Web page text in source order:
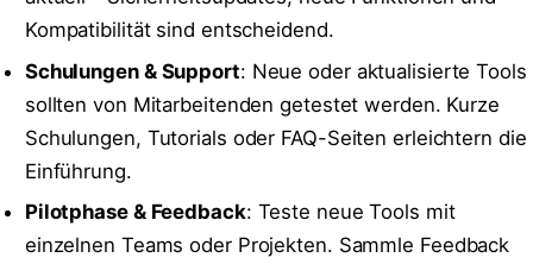
Kompatibilität sind entscheidend.
Schulungen & Support: Neue oder aktualisierte Tools
sollten von Mitarbeitenden getestet werden. Kurze
Schulungen, Tutorials oder FAQ-Seiten erleichtern die
Einführung.
Pilotphase & Feedback: Teste neue Tools mit
einzelnen Teams oder Projekten. Sammle Feedback